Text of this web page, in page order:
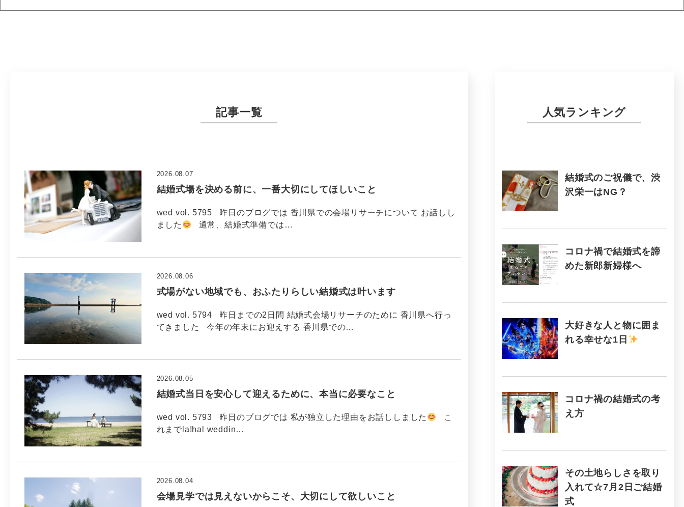
記事一覧
結婚式場を決める前に、一番大切にしてほしいこと
2026.08.07
wed vol. 5795 昨日のブログでは 香川県での会場リサーチについて お話しし
ました
通常、結婚式準備では…
式場がない地域でも、おふたりらしい結婚式は叶います
2026.08.06
wed vol. 5794 昨日までの2日間 結婚式会場リサーチのために 香川県へ行っ
てきました 今年の年末にお迎えする 香川県での…
結婚式当日を安心して迎えるために、本当に必要なこと
2026.08.05
wed vol. 5793 昨日のブログでは 私が独立した理由をお話ししました
こ
れまでla!hal weddin…
会場見学では見えないからこそ、大切にして欲しいこと
2026.08.04
人気ランキング
結婚式のご祝儀で、渋
沢栄一はNG？
コロナ禍で結婚式を諦
めた新郎新婦様へ
大好きな人と物に囲ま
れる幸せな1日
コロナ禍の結婚式の考
え方
その土地らしさを取り
入れて☆7月2日ご結婚
式